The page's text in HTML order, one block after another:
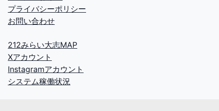
プライバシーポリシー
お問い合わせ
212みらい大志MAP
Xアカウント
Instagramアカウント
システム稼働状況